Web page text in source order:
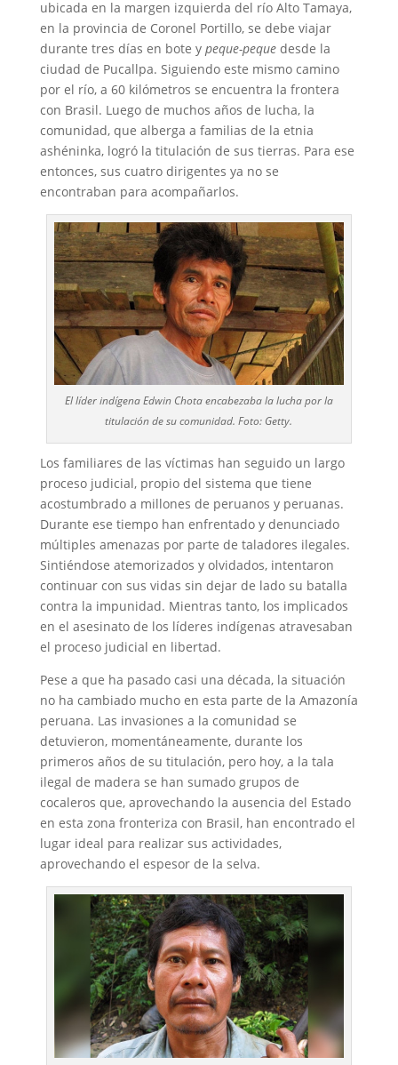
ubicada en la margen izquierda del río Alto Tamaya,
en la provincia de Coronel Portillo, se debe viajar
durante tres días en bote y peque-pequedesde la
ciudad de Pucallpa. Siguiendo este mismo camino
por el río, a 60 kilómetros se encuentra la frontera
con Brasil. Luego de muchos años de lucha, la
comunidad, que alberga a familias de la etnia
ashéninka, logró la titulación de sus tierras. Para ese
entonces, sus cuatro dirigentes ya no se
encontraban para acompañarlos.
El líder indígena Edwin Chota encabezaba la lucha por la
titulación de su comunidad. Foto: Getty.
Los familiares de las víctimas han seguido un largo
proceso judicial, propio del sistema que tiene
acostumbrado a millones de peruanos y peruanas.
Durante ese tiempo han enfrentado y denunciado
múltiples amenazas por parte de taladores ilegales.
Sintiéndose atemorizados y olvidados, intentaron
continuar con sus vidas sin dejar de lado su batalla
contra la impunidad. Mientras tanto, los implicados
en el asesinato de los líderes indígenas atravesaban
el proceso judicial en libertad.
Pese a que ha pasado casi una década, la situación
no ha cambiado mucho en esta parte de la Amazonía
peruana. Las invasiones a la comunidad se
detuvieron, momentáneamente, durante los
primeros años de su titulación, pero hoy, a la tala
ilegal de madera se han sumado grupos de
cocaleros que, aprovechando la ausencia del Estado
en esta zona fronteriza con Brasil, han encontrado el
lugar ideal para realizar sus actividades,
aprovechando el espesor de la selva.